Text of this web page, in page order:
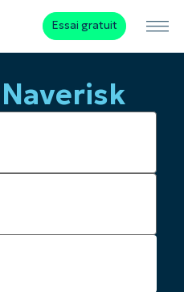
Essai gratuit